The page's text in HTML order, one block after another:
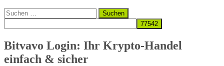
Suchen
nach:
Bitvavo Login: Ihr Krypto-Handel
einfach & sicher